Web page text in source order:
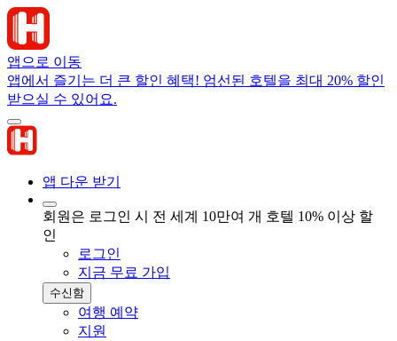
앱으로 이동
앱에서 즐기는 더 큰 할인 혜택! 엄선된 호텔을 최대 20% 할인
받으실 수 있어요.
앱 다운 받기
회원은 로그인 시 전 세계 10만여 개 호텔 10% 이상 할
인
로그인
지금 무료 가입
수신함
여행 예약
지원